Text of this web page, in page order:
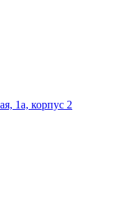
1а, корпус 2